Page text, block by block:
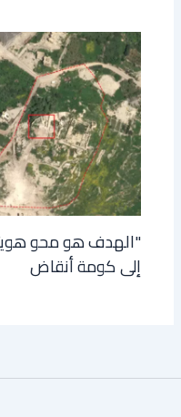
"الهدف هو محو
إلى كومة أنقاض